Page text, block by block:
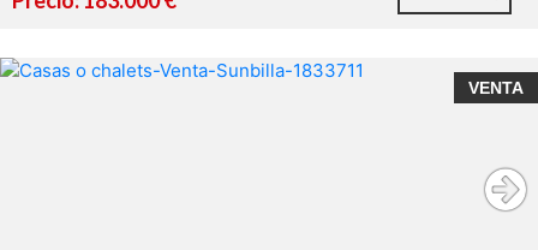
VENTA